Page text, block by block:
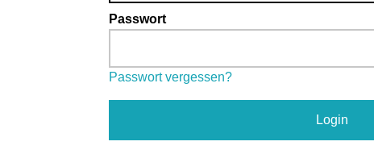
Passwort
Passwort vergessen?
Login